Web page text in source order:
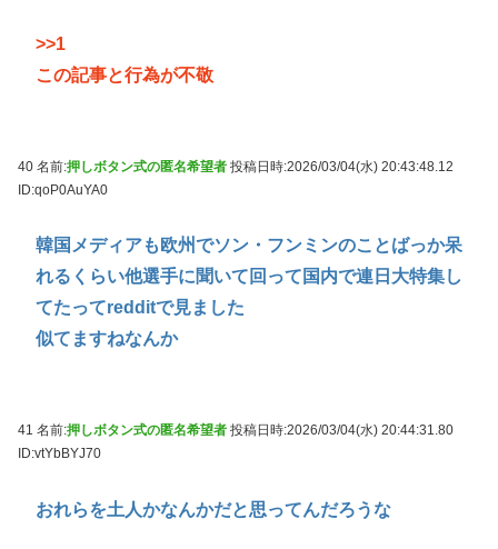
>>1
この記事と行為が不敬
40 名前:押しボタン式の匿名希望者 投稿日時:2026/03/04(水) 20:43:48.12
ID:qoP0AuYA0
韓国メディアも欧州でソン・フンミンのことばっか呆
れるくらい他選手に聞いて回って国内で連日大特集し
てたってredditで見ました
似てますねなんか
41 名前:押しボタン式の匿名希望者 投稿日時:2026/03/04(水) 20:44:31.80
ID:vtYbBYJ70
おれらを土人かなんかだと思ってんだろうな